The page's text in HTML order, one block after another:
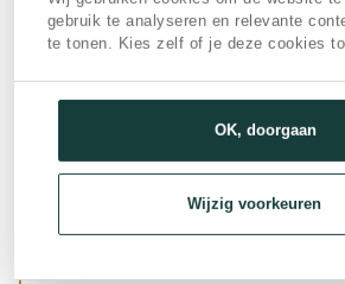
gebruik te analyseren en relevante
te tonen. Kies zelf of je deze cookies
OK, doorgaan
Wijzig voorkeuren
Dankzij zijn strategische ligging dicht
surfers van alle niveaus. Het maakt
is altijd een point break op
surfcamp in Bali is de perfecte plek
vrienden en individuele reizigers. Voor
de oceaan en het strand houden en